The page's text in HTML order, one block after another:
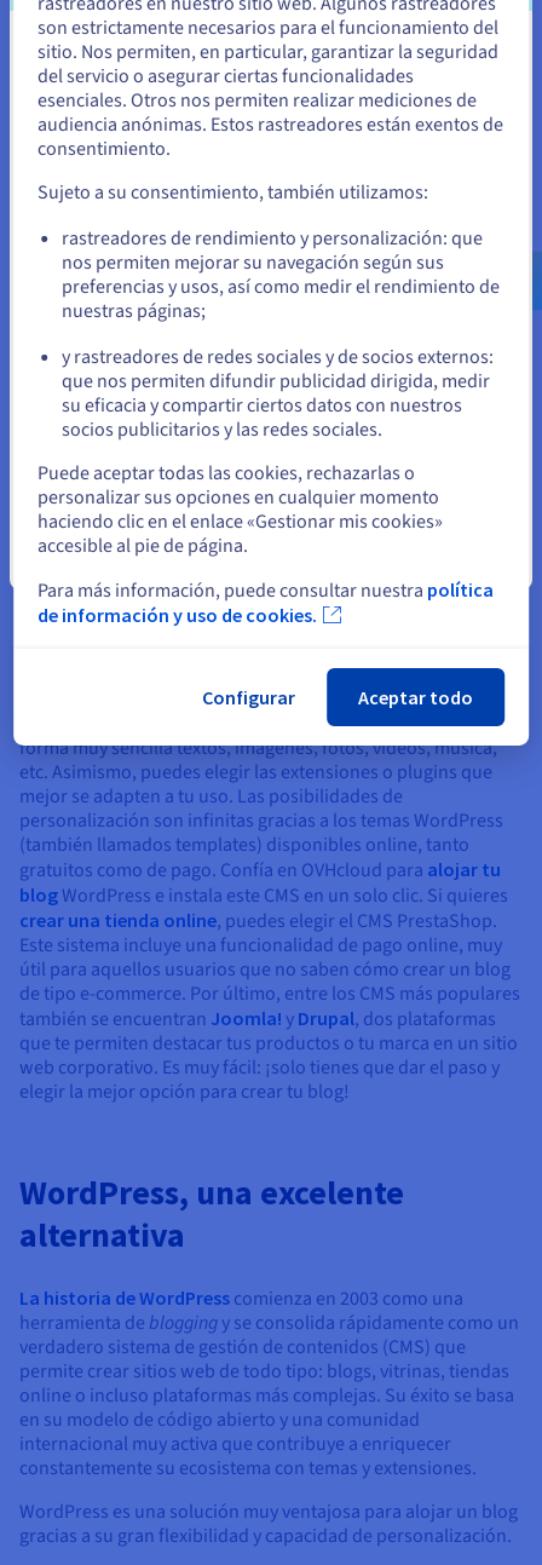
Acceso SSH ilimitado
Descubrir la solución
Ventajas de OVHcloud para tu
blog
Un blog alojado en OVHcloud te permitirá disfrutar de un sitio
web listo para usar, potente y seguro, disponible al mejor
precio posible. Gracias a la protección anti-DDoS, el blog
estará siempre accesible para tus usuarios, con páginas que
se cargan rápidamente.
Elige el mejor CMS
Un sistema de gestión de contenidos (CMS) te permite crear
un blog fácilmente; además, podrás gestionar y editar tu
WordPress es a día de hoy el CMS más conocido a nivel
mundial y un auténtico referente en el universo delblogging
Esta plataforma, muy fácil de usar, permite compartir de
forma muy sencilla textos, imágenes, fotos, vídeos, música,
etc. Asimismo, puedes elegir las extensiones o plugins que
mejor se adapten a tu uso. Las posibilidades de
personalización son infinitas gracias a los temas WordPress
(también llamados templates) disponibles online, tanto
gratuitos como de pago. Confía en OVHcloud para alojar tu
blog WordPress e instala este CMS en un solo clic. Si quieres
crear una tienda online, puedes elegir el CMS PrestaShop.
Este sistema incluye una funcionalidad de pago online, muy
útil para aquellos usuarios que no saben cómo crear un blog
de tipo e-commerce. Por último, entre los CMS más populares
también se encuentran Joomla! y Drupal, dos plataformas
que te permiten destacar tus productos o tu marca en un sitio
web corporativo. Es muy fácil: ¡solo tienes que dar el paso y
elegir la mejor opción para crear tu blog!
WordPress, una excelente
alternativa
La historia de WordPress comienza en 2003 como una
herramienta de bloggingy se consolida rápidamente como un
verdadero sistema de gestión de contenidos (CMS) que
permite crear sitios web de todo tipo: blogs, vitrinas, tiendas
online o incluso plataformas más complejas. Su éxito se basa
en su modelo de código abierto y una comunidad
internacional muy activa que contribuye a enriquecer
constantemente su ecosistema con temas y extensiones.
WordPress es una solución muy ventajosa para alojar un blog
gracias a su gran flexibilidad y capacidad de personalización.
Parece que está ubicado en Estados
Unidos
Si quiere hacer un pedido desde Estados Unidos, deberá buscar
el sitio web adecuado y crear una cuenta.
us.ovhcloud.com/
Inglés USD - $
Permanezca en el sitio web actual
son estrictamente necesarios para el funcionamiento del
sitio. Nos permiten, en particular, garantizar la seguridad
del servicio o asegurar ciertas funcionalidades
esenciales. Otros nos permiten realizar mediciones de
audiencia anónimas. Estos rastreadores están exentos de
consentimiento.
Sujeto a su consentimiento, también utilizamos:
rastreadores de rendimiento y personalización: que
nos permiten mejorar su navegación según sus
preferencias y usos, así como medir el rendimiento de
nuestras páginas;
y rastreadores de redes sociales y de socios externos:
que nos permiten difundir publicidad dirigida, medir
su eficacia y compartir ciertos datos con nuestros
socios publicitarios y las redes sociales.
Puede aceptar todas las cookies, rechazarlas o
personalizar sus opciones en cualquier momento
haciendo clic en el enlace «Gestionar mis cookies»
accesible al pie de página.
Para más información, puede consultar nuestra política
de información y uso de cookies.
Configurar Aceptar todo